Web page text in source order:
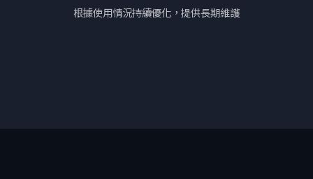
根據使用情況持續優化，提供長期維護